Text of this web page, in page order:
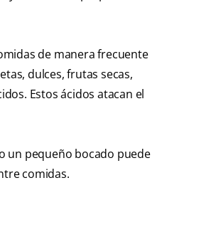
de manera frecuente
dulces, frutas secas,
Estos ácidos atacan el
un pequeño bocado puede
comidas.